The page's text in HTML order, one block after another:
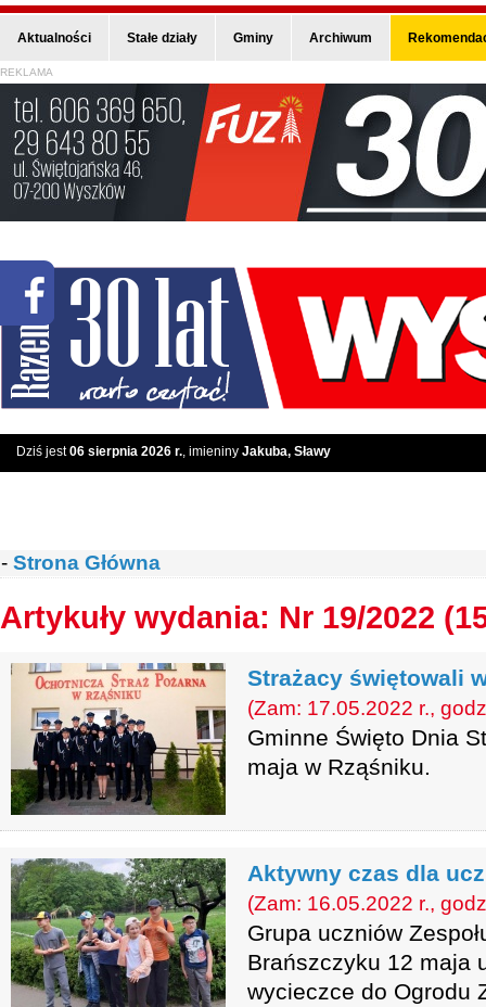
Aktualności Stałe działy Gminy Archiwum
REKLAMA
Dziś jest06 sierpnia 2026 r., imieniny Jakuba, Sławy
- Strona Główna
Artykuły wydania: Nr 19/2022
Strażacy świętowali
(Zam: 17.05.2022 r.,
Gminne Święto Dnia
maja w Rząśniku.
Aktywny czas dla
(Zam: 16.05.2022 r.,
Grupa uczniów
Brańszczyku 12 maja
wycieczce do Ogrodu